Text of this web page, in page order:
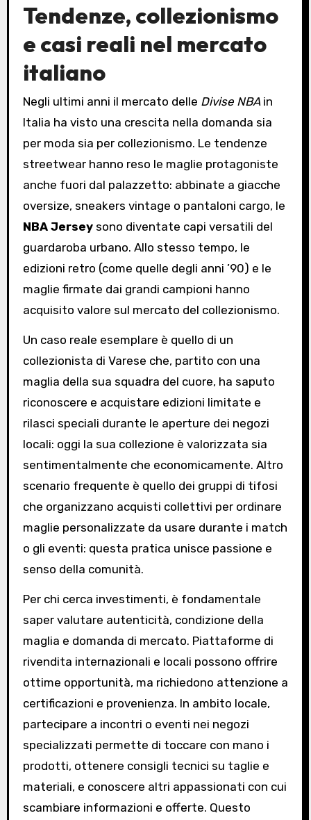
Tendenze, collezionismo
e casi reali nel mercato
italiano
Negli ultimi anni il mercato delle Divise NBAin
Italia ha visto una crescita nella domanda sia
per moda sia per collezionismo. Le tendenze
streetwear hanno reso le maglie protagoniste
anche fuori dal palazzetto: abbinate a giacche
oversize, sneakers vintage o pantaloni cargo, le
NBA Jerseysono diventate capi versatili del
guardaroba urbano. Allo stesso tempo, le
edizioni retro (come quelle degli anni ’90) e le
maglie firmate dai grandi campioni hanno
acquisito valore sul mercato del collezionismo.
Un caso reale esemplare è quello di un
collezionista di Varese che, partito con una
maglia della sua squadra del cuore, ha saputo
riconoscere e acquistare edizioni limitate e
rilasci speciali durante le aperture dei negozi
locali: oggi la sua collezione è valorizzata sia
sentimentalmente che economicamente. Altro
scenario frequente è quello dei gruppi di tifosi
che organizzano acquisti collettivi per ordinare
maglie personalizzate da usare durante i match
o gli eventi: questa pratica unisce passione e
senso della comunità.
Per chi cerca investimenti, è fondamentale
saper valutare autenticità, condizione della
maglia e domanda di mercato. Piattaforme di
rivendita internazionali e locali possono offrire
ottime opportunità, ma richiedono attenzione a
certificazioni e provenienza. In ambito locale,
partecipare a incontri o eventi nei negozi
specializzati permette di toccare con mano i
prodotti, ottenere consigli tecnici su taglie e
materiali, e conoscere altri appassionati con cui
scambiare informazioni e offerte. Questo